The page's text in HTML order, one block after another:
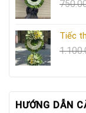
Tiếc
HƯỚNG DẪN